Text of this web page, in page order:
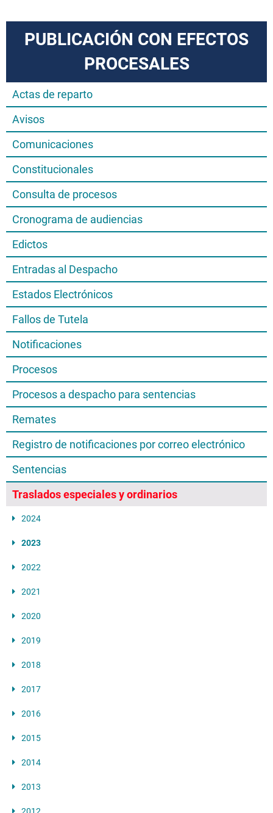
PUBLICACIÓN CON EFECTOS
PROCESALES
Actas de reparto
Avisos
Comunicaciones
Constitucionales
Consulta de procesos
Cronograma de audiencias
Edictos
Entradas al Despacho
Estados Electrónicos
Fallos de Tutela
Notificaciones
Procesos
Procesos a despacho para sentencias
Remates
Registro de notificaciones por correo electrónico
Sentencias
Traslados especiales y ordinarios
2024
2023
2022
2021
2020
2019
2018
2017
2016
2015
2014
2013